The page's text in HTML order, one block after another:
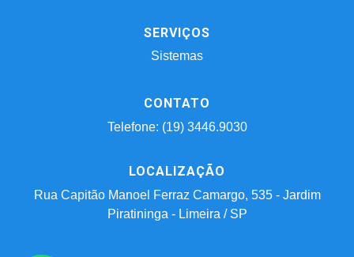
SERVIÇOS
Sistemas
CONTATO
Telefone: (19) 3446.9030
LOCALIZAÇÃO
Rua Capitão Manoel Ferraz Camargo, 535 - Jardim
Piratininga - Limeira / SP